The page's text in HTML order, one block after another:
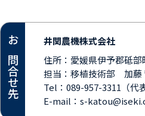
お問合せ先
井関農機株式会社
住所： 愛媛県伊予郡砥部
担当： 移植技術部 加藤
Tel： 089-957-3311（代
E-mail： s-